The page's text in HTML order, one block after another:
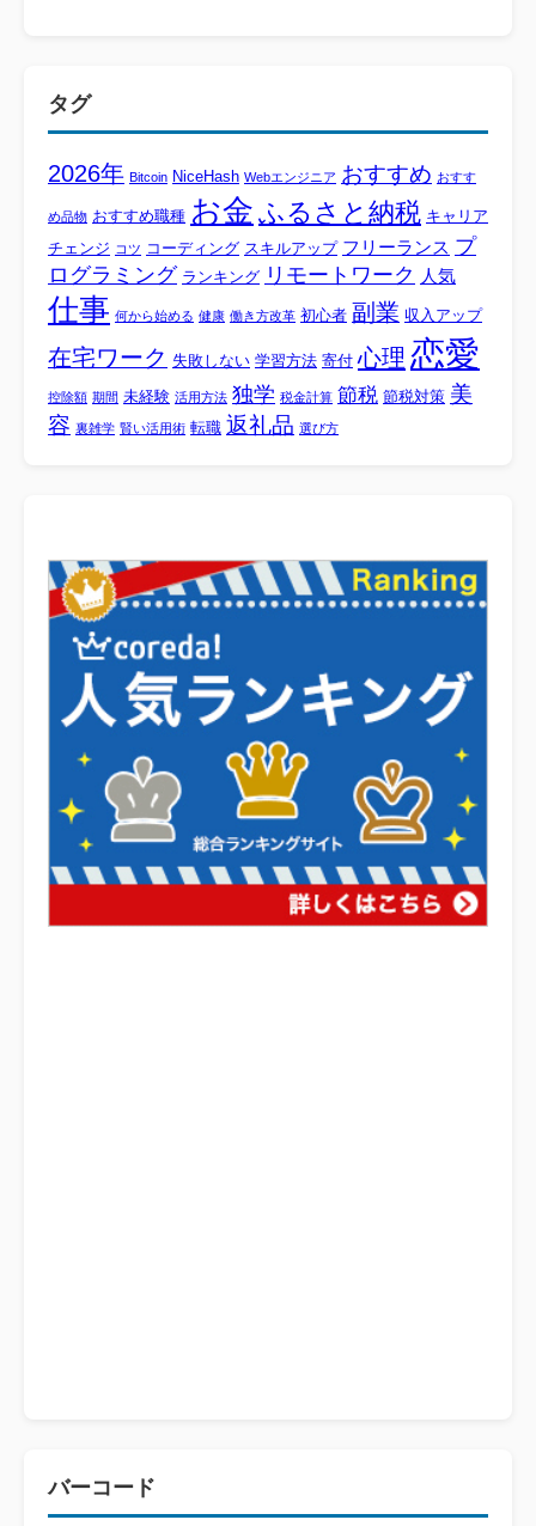
タグ
2026年 Bitcoin NiceHash Webエンジニア おすすめ おすす
め品物 おすすめ職種 お金 ふるさと納税 キャリア
チェンジ コツ コーディング スキルアップ フリーランス プ
ログラミング ランキング リモートワーク 人気
仕事 何から始める 健康 働き方改革 初心者 副業 収入アップ
在宅ワーク 失敗しない 学習方法 寄付 心理 恋愛
控除額 期間 未経験 活用方法 独学 税金計算 節税 節税対策 美
容 裏雑学 賢い活用術 転職 返礼品 選び方
バーコード